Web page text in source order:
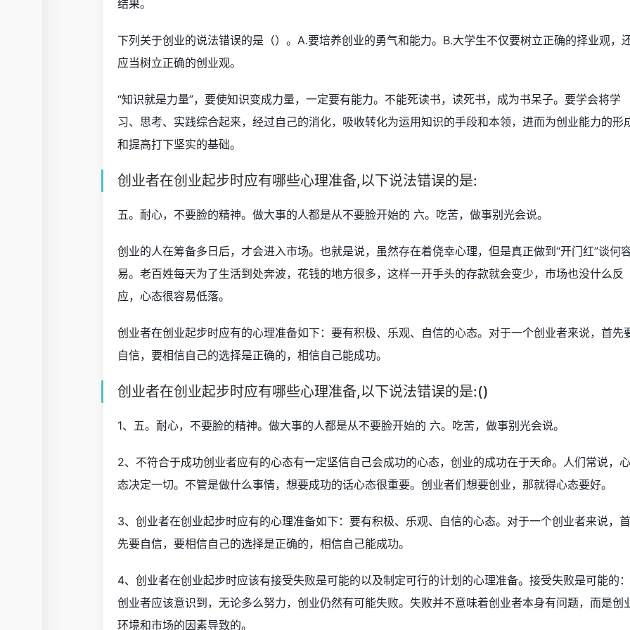
结果。
下列关于创业的说法错误的是（）。A.要培养创业的勇气和能力。B.大学生不仅要树立正确的择业观，
应当树立正确的创业观。
“知识就是力量”，要使知识变成力量，一定要有能力。不能死读书，读死书，成为书呆子。要学会将学
习、思考、实践综合起来，经过自己的消化，吸收转化为运用知识的手段和本领，进而为创业能力的形
和提高打下坚实的基础。
创业者在创业起步时应有哪些心理准备,以下说法错误的是:
五。耐心，不要脸的精神。做大事的人都是从不要脸开始的 六。吃苦，做事别光会说。
创业的人在筹备多日后，才会进入市场。也就是说，虽然存在着侥幸心理，但是真正做到“开门红”谈何
易。老百姓每天为了生活到处奔波，花钱的地方很多，这样一开手头的存款就会变少，市场也没什么反
应，心态很容易低落。
创业者在创业起步时应有的心理准备如下：要有积极、乐观、自信的心态。对于一个创业者来说，首先
自信，要相信自己的选择是正确的，相信自己能成功。
创业者在创业起步时应有哪些心理准备,以下说法错误的是:()
1、五。耐心，不要脸的精神。做大事的人都是从不要脸开始的 六。吃苦，做事别光会说。
2、不符合于成功创业者应有的心态有一定坚信自己会成功的心态，创业的成功在于天命。人们常说，心
态决定一切。不管是做什么事情，想要成功的话心态很重要。创业者们想要创业，那就得心态要好。
3、创业者在创业起步时应有的心理准备如下：要有积极、乐观、自信的心态。对于一个创业者来说，首
先要自信，要相信自己的选择是正确的，相信自己能成功。
4、创业者在创业起步时应该有接受失败是可能的以及制定可行的计划的心理准备。接受失败是可能的：
创业者应该意识到，无论多么努力，创业仍然有可能失败。失败并不意味着创业者本身有问题，而是创
环境和市场的因素导致的。